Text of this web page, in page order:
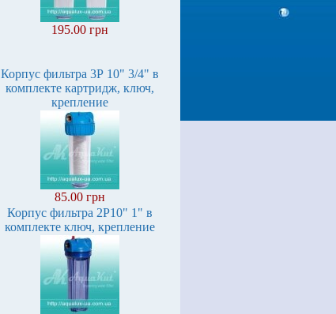
195.00 грн
Корпус фильтра 3Р 10" 3/4" в
комплекте картридж, ключ,
крепление
85.00 грн
Корпус фильтра 2Р10" 1" в
комплекте ключ, крепление